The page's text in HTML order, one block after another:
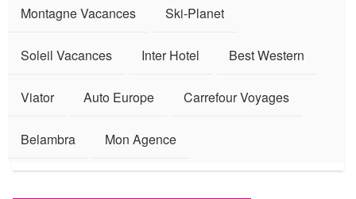
Montagne Vacances Ski-Planet
Soleil Vacances Inter Hotel Best Western
Viator Auto Europe Carrefour Voyages
Belambra Mon Agence